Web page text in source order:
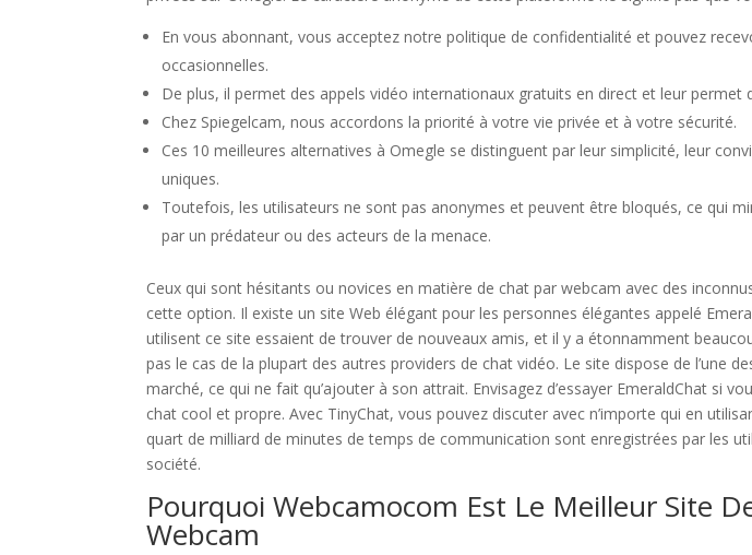
En vous abonnant, vous acceptez notre politique de confidentialité et pouvez
occasionnelles.
De plus, il permet des appels vidéo internationaux gratuits en direct et leur permet
Chez Spiegelcam, nous accordons la priorité à votre vie privée et à votre sécurité.
Ces 10 meilleures alternatives à Omegle se distinguent par leur simplicité, leur
uniques.
Toutefois, les utilisateurs ne sont pas anonymes et peuvent être bloqués, ce qui
par un prédateur ou des acteurs de la menace.
Ceux qui sont hésitants ou novices en matière de chat par webcam avec des
cette option. Il existe un site Web élégant pour les personnes élégantes appelé
utilisent ce site essaient de trouver de nouveaux amis, et il y a étonnamment
pas le cas de la plupart des autres providers de chat vidéo. Le site dispose de l’une
marché, ce qui ne fait qu’ajouter à son attrait. Envisagez d’essayer EmeraldChat si
chat cool et propre. Avec TinyChat, vous pouvez discuter avec n’importe qui en
quart de milliard de minutes de temps de communication sont enregistrées par les
société.
Pourquoi Webcamocom Est Le Meilleur Site
Webcam